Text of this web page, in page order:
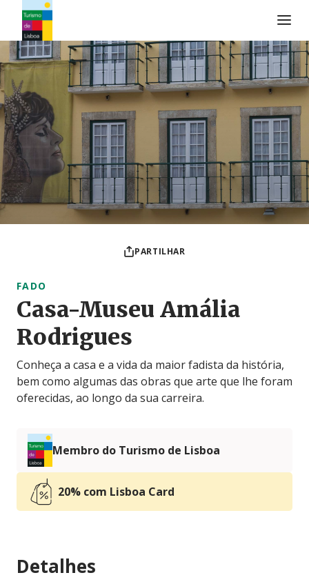
Logo do Turismo de Lisboa
PARTILHAR
FADO
Casa-Museu Amália
Rodrigues
Conheça a casa e a vida da maior fadista da história,
bem como algumas das obras que arte que lhe foram
oferecidas, ao longo da sua carreira.
Membro do Turismo de Lisboa
20% com Lisboa Card
Detalhes